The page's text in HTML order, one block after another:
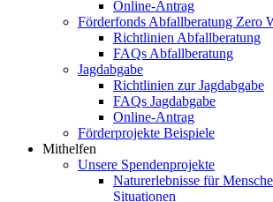
Online-Antrag
Förderfonds Abfallberatung Zero
Richtlinien Abfallberatung
FAQs Abfallberatung
Jagdabgabe
Richtlinien zur Jagdabgabe
FAQs Jagdabgabe
Online-Antrag
Förderprojekte Beispiele
Mithelfen
Unsere Spendenprojekte
Naturerlebnisse für
Situationen